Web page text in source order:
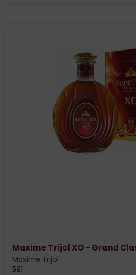
Maxime Trijol XO - Grand
Maxime Trijol
591